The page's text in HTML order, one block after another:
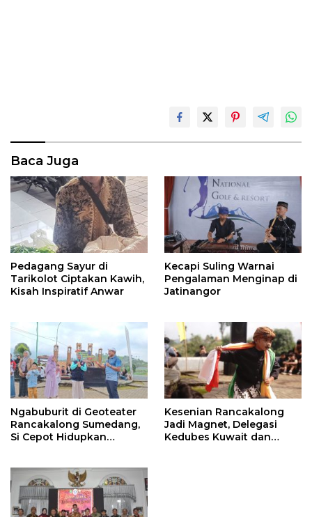
Baca Juga
Pedagang Sayur di
Tarikolot Ciptakan Kawih,
Kisah Inspiratif Anwar
Kecapi Suling Warnai
Pengalaman Menginap di
Jatinangor
Ngabuburit di Geoteater
Rancakalong Sumedang,
Si Cepot Hidupkan
Kesenian Rancakalong
Jadi Magnet, Delegasi
Kedubes Kuwait dan